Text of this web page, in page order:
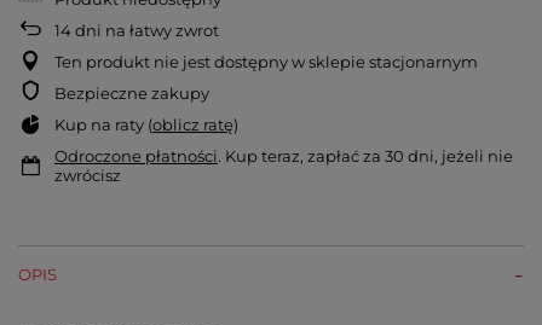
14dni na łatwy zwrot
Ten produkt nie jest dostępny w sklepie stacjonarnym
Bezpieczne zakupy
Kup na raty (oblicz ratę)
Odroczone płatności. Kup teraz, zapłać za 30 dni, jeżeli nie
zwrócisz
OPIS